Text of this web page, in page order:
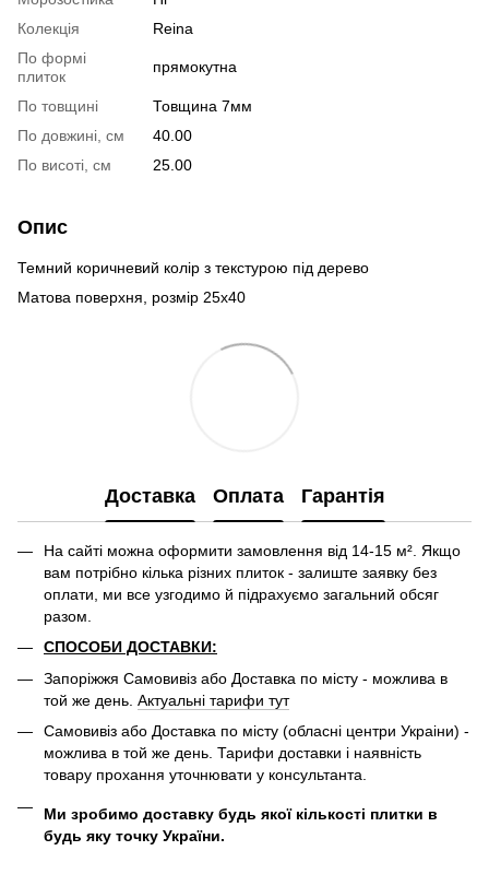
Колекція
Reina
По формі
плиток
прямокутна
По товщині
Товщина 7мм
По довжині, см
40.00
По висоті, см
25.00
Опис
Темний коричневий колір з текстурою під дерево
Матова поверхня, розмір 25х40
Доставка Оплата Гарантія
На сайті можна оформити замовлення від 14-15 м². Якщо
вам потрібно кілька різних плиток - залиште заявку без
оплати, ми все узгодимо й підрахуємо загальний обсяг
разом.
СПОСОБИ ДОСТАВКИ:
Запоріжжя Самовивіз або Доставка по місту - можлива в
той же день. Актуальні тарифи тут
Самовивіз або Доставка по місту (обласні центри Украіни) -
можлива в той же день. Тарифи доставки і наявність
товару прохання уточнювати у консультанта.
Ми зробимо доставку будь якої кількості плитки в
будь яку точку України.